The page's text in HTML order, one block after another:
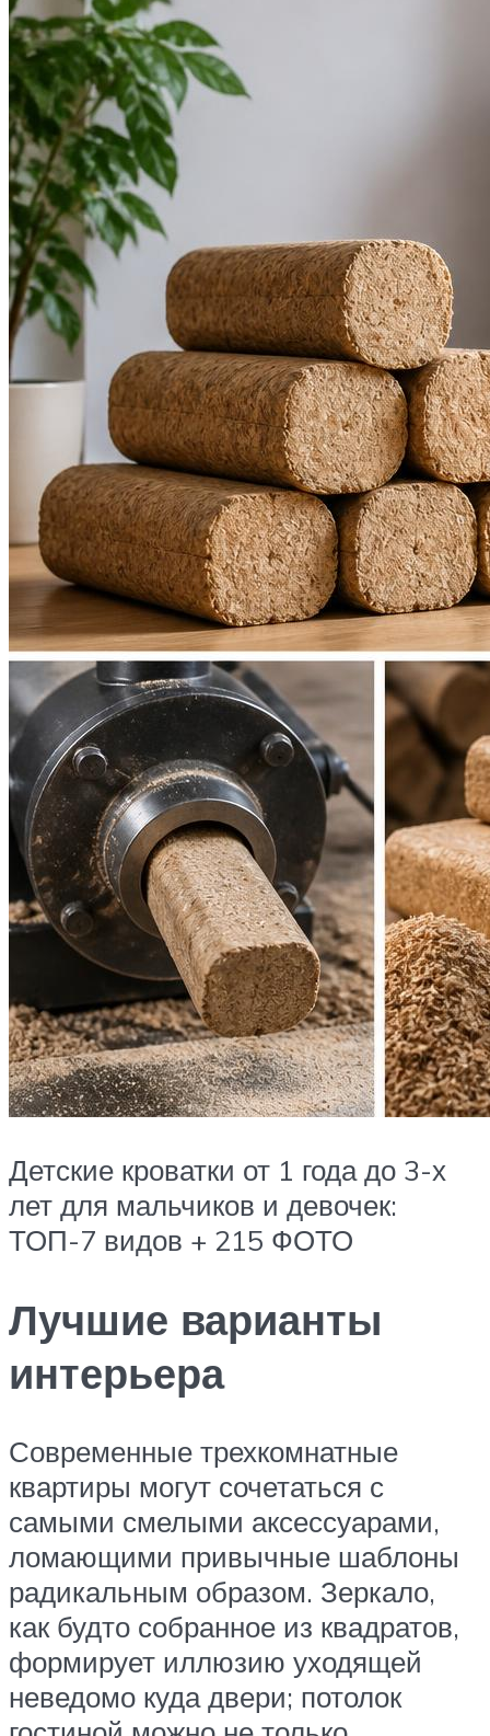
Детские кроватки от 1 года до 3-х
лет для мальчиков и девочек:
ТОП-7 видов + 215 ФОТО
Лучшие варианты
интерьера
Современные трехкомнатные
квартиры могут сочетаться с
самыми смелыми аксессуарами,
ломающими привычные шаблоны
радикальным образом. Зеркало,
как будто собранное из квадратов,
формирует иллюзию уходящей
неведомо куда двери; потолок